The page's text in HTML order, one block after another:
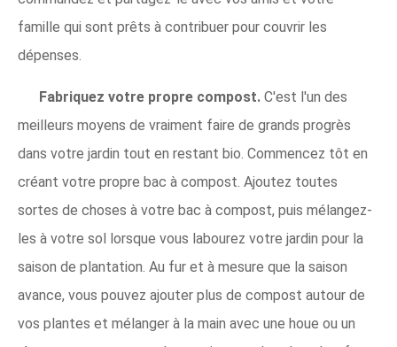
famille qui sont prêts à contribuer pour couvrir les
dépenses.
Fabriquez votre propre compost. C'est l'un des
meilleurs moyens de vraiment faire de grands progrès
dans votre jardin tout en restant bio. Commencez tôt en
créant votre propre bac à compost. Ajoutez toutes
sortes de choses à votre bac à compost, puis mélangez-
les à votre sol lorsque vous labourez votre jardin pour la
saison de plantation. Au fur et à mesure que la saison
avance, vous pouvez ajouter plus de compost autour de
vos plantes et mélanger à la main avec une houe ou un